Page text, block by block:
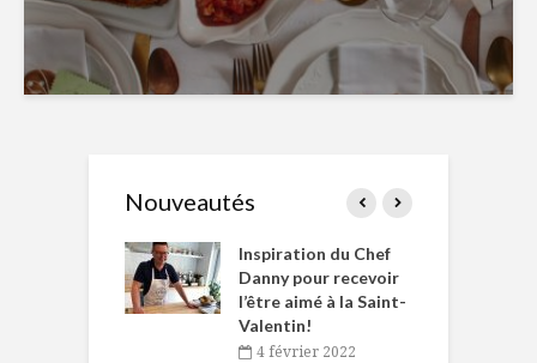
Nouveautés
Inspiration du Chef
Danny pour recevoir
l’être aimé à la Saint-
Valentin!
4 février 2022